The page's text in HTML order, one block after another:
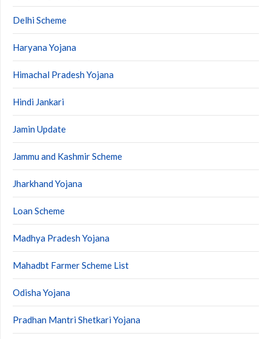
Delhi Scheme
Haryana Yojana
Himachal Pradesh Yojana
Hindi Jankari
Jamin Update
Jammu and Kashmir Scheme
Jharkhand Yojana
Loan Scheme
Madhya Pradesh Yojana
Mahadbt Farmer Scheme List
Odisha Yojana
Pradhan Mantri Shetkari Yojana